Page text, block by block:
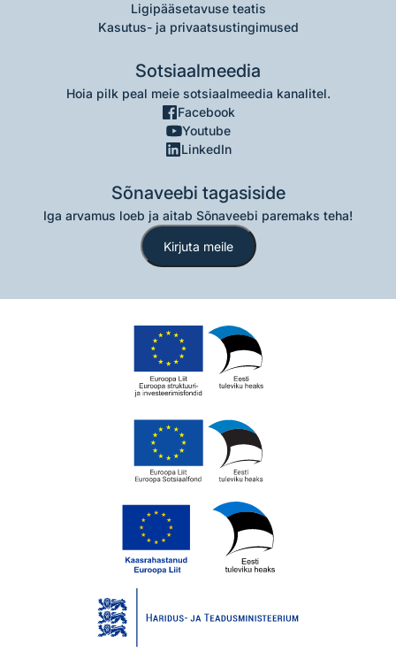
Ligipääsetavuse teatis
Kasutus- ja privaatsustingimused
Sotsiaalmeedia
Hoia pilk peal meie sotsiaalmeedia kanalitel.
Facebook
Youtube
LinkedIn
Sõnaveebi tagasiside
Iga arvamus loeb ja aitab Sõnaveebi paremaks teha!
Kirjuta meile